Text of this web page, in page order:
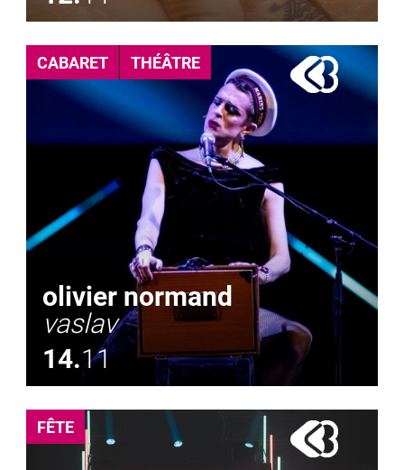
CABARET THÉÂTRE
olivier normand
vaslav
14.11
FÊTE